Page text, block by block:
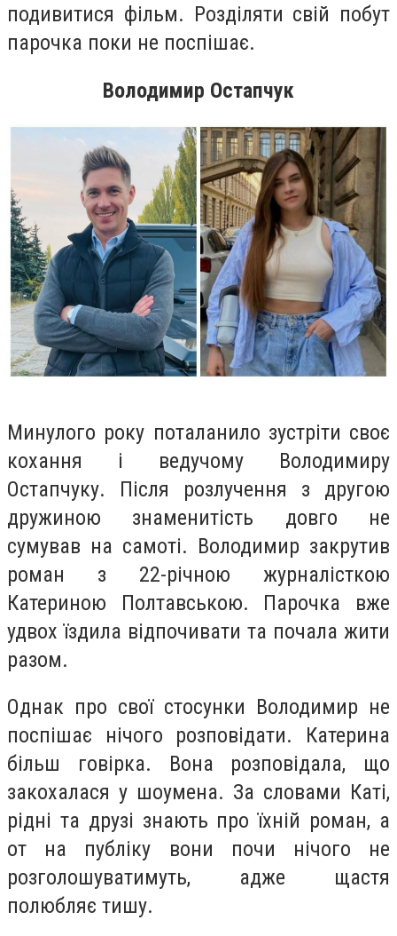
подивитися фільм. Розділяти свій побут
парочка поки не поспішає.
Володимир Остапчук
Минулого року поталанило зустріти своє
кохання і ведучому Володимиру
Остапчуку. Після розлучення з другою
дружиною знаменитість довго не
сумував на самоті. Володимир закрутив
роман з 22-річною журналісткою
Катериною Полтавською. Парочка вже
удвох їздила відпочивати та почала жити
разом.
Однак про свої стосунки Володимир не
поспішає нічого розповідати. Катерина
більш говірка. Вона розповідала, що
закохалася у шоумена. За словами Каті,
рідні та друзі знають про їхній роман, а
от на публіку вони почи нічого не
розголошуватимуть, адже щастя
полюбляє тишу.